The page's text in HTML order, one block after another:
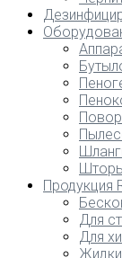
Продукция
Для
Для